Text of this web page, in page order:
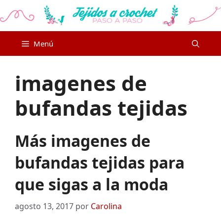
al
Menú
imagenes de
bufandas tejidas
Más imagenes de
bufandas tejidas para
que sigas a la moda
agosto 13, 2017 por Carolina